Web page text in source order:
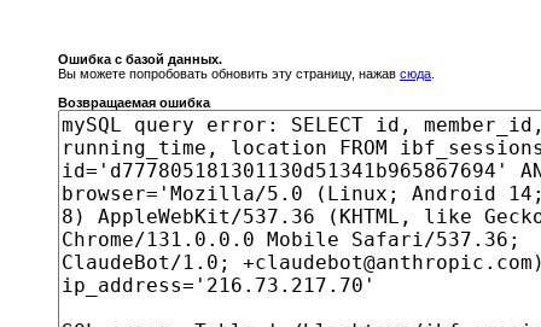
Ошибка с базой данных.
Вы можете попробовать обновить эту страницу, нажав сюда
Возвращаемая ошибка